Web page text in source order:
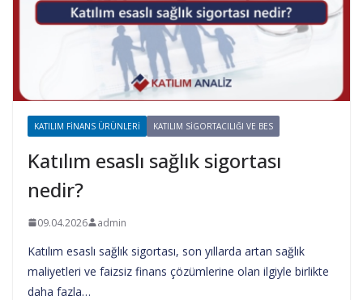
KATILIM FINANS ÜRÜNLERI KATILIM SIGORTACILIĞI VE BES
Katılım esaslı sağlık sigortası
nedir?
09.04.2026 admin
Katılım esaslı sağlık sigortası, son yıllarda artan sağlık
maliyetleri ve faizsiz finans çözümlerine olan ilgiyle birlikte
daha fazla…